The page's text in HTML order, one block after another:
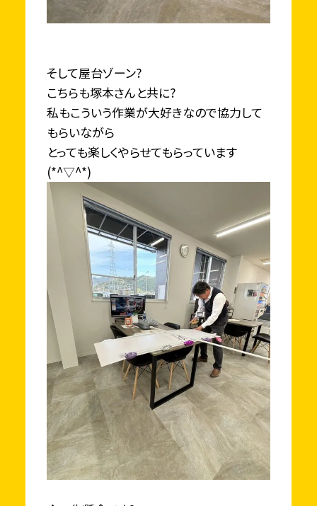
そして屋台ゾーン?
こちらも塚本さんと共に?
私もこういう作業が大好きなので協力して
もらいながら
とっても楽しくやらせてもらっています
(*^▽^*)